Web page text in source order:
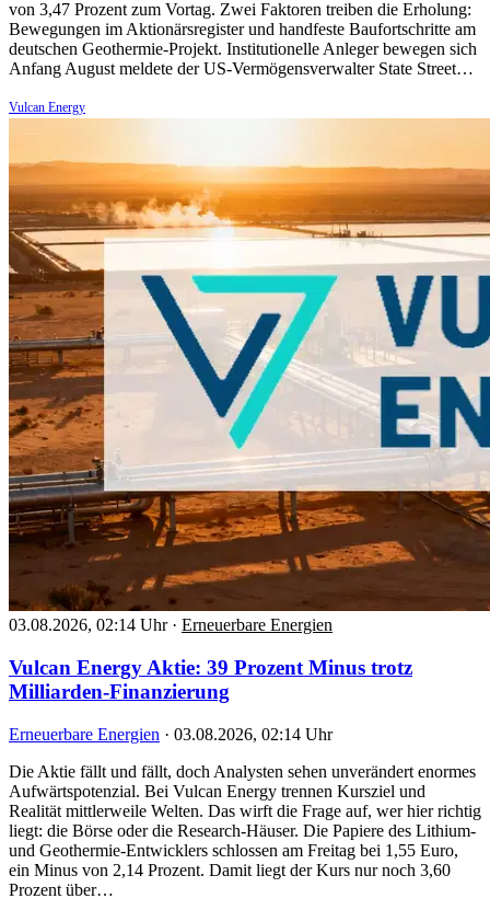
von 3,47 Prozent zum Vortag. Zwei Faktoren treiben die Erholung:
Bewegungen im Aktionärsregister und handfeste Baufortschritte am
deutschen Geothermie-Projekt. Institutionelle Anleger bewegen sich
Anfang August meldete der US-Vermögensverwalter State Street…
Vulcan Energy
03.08.2026, 02:14 Uhr · Erneuerbare Energien
Vulcan Energy Aktie: 39 Prozent Minus trotz
Milliarden-Finanzierung
Erneuerbare Energien · 03.08.2026, 02:14 Uhr
Die Aktie fällt und fällt, doch Analysten sehen unverändert enormes
Aufwärtspotenzial. Bei Vulcan Energy trennen Kursziel und
Realität mittlerweile Welten. Das wirft die Frage auf, wer hier richtig
liegt: die Börse oder die Research-Häuser. Die Papiere des Lithium-
und Geothermie-Entwicklers schlossen am Freitag bei 1,55 Euro,
ein Minus von 2,14 Prozent. Damit liegt der Kurs nur noch 3,60
Prozent über…